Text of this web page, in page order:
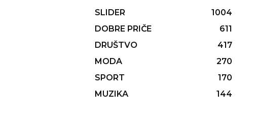
SLIDER
1004
DOBRE PRIČE
611
DRUŠTVO
417
MODA
270
SPORT
170
MUZIKA
144